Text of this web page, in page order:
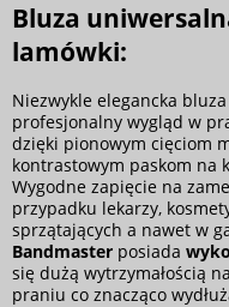
Bluza
lamówki:
Niezwykle elegancka
profesjonalny wygląd w
dzięki pionowym cięciom
kontrastowym paskom na
Wygodne zapięcie na
przypadku lekarzy,
sprzątających a nawet w
Bandmaster posiada
się dużą wytrzymałością
praniu co znacząco